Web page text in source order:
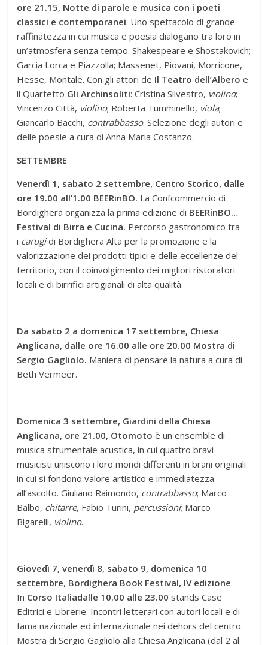
ore 21.15, Notte di parole e musica con i poeti
classici e contemporanei. Uno spettacolo di grande
raffinatezza in cui musica e poesia dialogano tra loro in
un’atmosfera senza tempo. Shakespeare e Shostakovich;
Garcia Lorca e Piazzolla; Massenet, Piovani, Morricone,
Hesse, Montale. Con gli attori de Il Teatro dell’Alberoe
il Quartetto Gli Archinsoliti: Cristina Silvestro, violino;
Vincenzo Città, violino; Roberta Tumminello, viola;
Giancarlo Bacchi, contrabbasso. Selezione degli autori e
delle poesie a cura di Anna Maria Costanzo.
SETTEMBRE
Venerdì 1, sabato 2 settembre, Centro Storico, dalle
ore 19.00 all’1.00 BEERinBO. La Confcommercio di
Bordighera organizza la prima edizione di BEERinBO…
Festival di Birra e Cucina. Percorso gastronomico tra
i carugidi Bordighera Alta per la promozione e la
valorizzazione dei prodotti tipici e delle eccellenze del
territorio, con il coinvolgimento dei migliori ristoratori
locali e di birrifici artigianali di alta qualità.
Da sabato 2 a domenica 17 settembre, Chiesa
Anglicana, dalle ore 16.00 alle ore 20.00 Mostra di
Sergio Gagliolo. Maniera di pensare la natura a cura di
Beth Vermeer.
Domenica 3 settembre, Giardini della Chiesa
Anglicana, ore 21.00, Otomoto è un ensemble di
musica strumentale acustica, in cui quattro bravi
musicisti uniscono i loro mondi differenti in brani originali
in cui si fondono valore artistico e immediatezza
all’ascolto. Giuliano Raimondo, contrabbasso; Marco
Balbo, chitarre, Fabio Turini, percussioni; Marco
Bigarelli, violino.
Giovedì 7, venerdì 8, sabato 9, domenica 10
settembre, Bordighera Book Festival, IV edizione.
In Corso Italiadalle 10.00 alle 23.00 stands Case
Editrici e Librerie. Incontri letterari con autori locali e di
fama nazionale ed internazionale nei dehors del centro.
Mostra di Sergio Gagliolo alla Chiesa Anglicana (dal 2 al